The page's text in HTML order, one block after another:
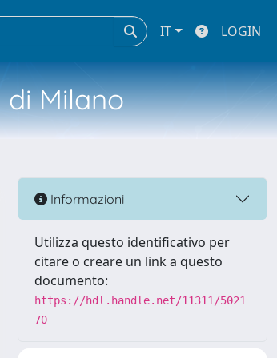
IT LOGIN
Milano
Informazioni
Utilizza questo identificativo per
citare o creare un link a questo
documento:
https://hdl.handle.net/11311/5021
70